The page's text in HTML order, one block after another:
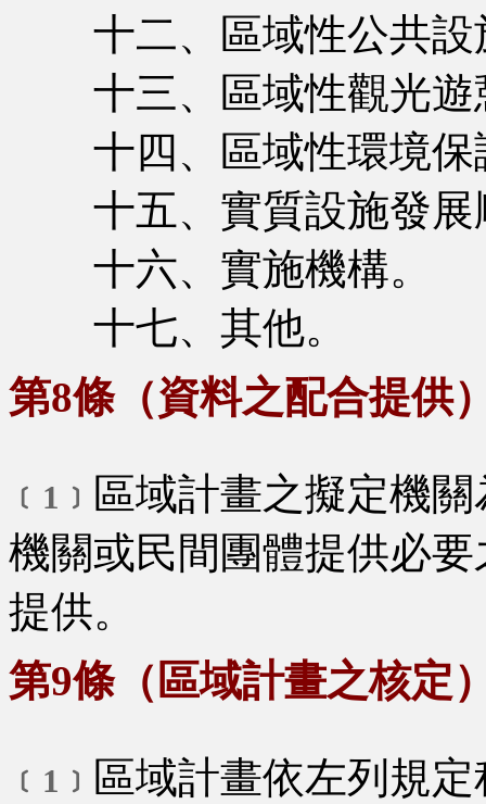
十二、區域性公共設
十三、區域性觀光遊
十四、區域性環境保
十五、實質設施發展
十六、實施機構。
十七、其他。
第8條（資料之配合提供
﹝1﹞ 區域計畫之擬定機
機關或民間團體提供必
提供。
第9條（區域計畫之核定
﹝1﹞ 區域計畫依左列規